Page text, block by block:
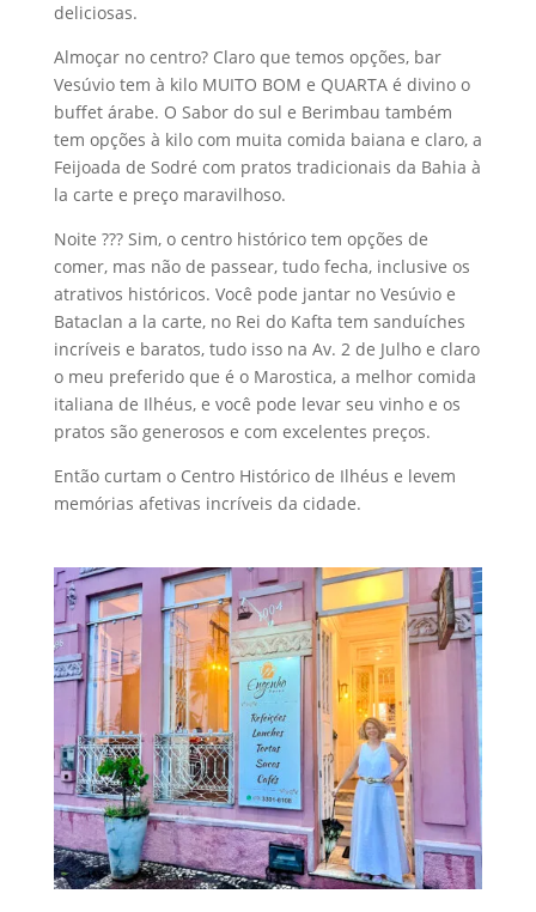
deliciosas.
Almoçar no centro? Claro que temos opções, bar
Vesúvio tem à kilo MUITO BOM e QUARTA é divino o
buffet árabe. O Sabor do sul e Berimbau também
tem opções à kilo com muita comida baiana e claro, a
Feijoada de Sodré com pratos tradicionais da Bahia à
la carte e preço maravilhoso.
Noite ??? Sim, o centro histórico tem opções de
comer, mas não de passear, tudo fecha, inclusive os
atrativos históricos. Você pode jantar no Vesúvio e
Bataclan a la carte, no Rei do Kafta tem sanduíches
incríveis e baratos, tudo isso na Av. 2 de Julho e claro
o meu preferido que é o Marostica, a melhor comida
italiana de Ilhéus, e você pode levar seu vinho e os
pratos são generosos e com excelentes preços.
Então curtam o Centro Histórico de Ilhéus e levem
memórias afetivas incríveis da cidade.